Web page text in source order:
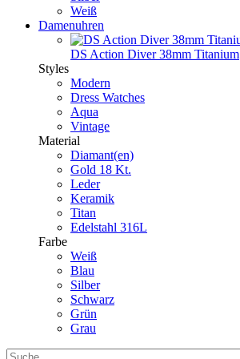
Weiß
Damenuhren
DS Action Diver 38mm Titanium
Styles
Modern
Dress Watches
Aqua
Vintage
Material
Diamant(en)
Gold 18 Kt.
Leder
Keramik
Titan
Edelstahl 316L
Farbe
Weiß
Blau
Silber
Schwarz
Grün
Grau